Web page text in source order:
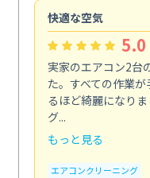
快適な空気
5.0
実家のエアコン2台
た。すべての作業
るほど綺麗になり
グ...
もっと見る
エアコンクリーニング